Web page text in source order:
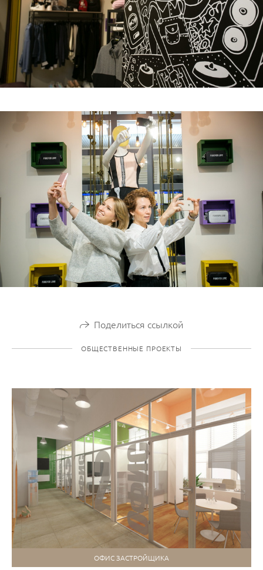
Поделиться ссылкой
ОБЩЕСТВЕННЫЕ ПРОЕКТЫ
ОФИС ЗАСТРОЙЩИКА